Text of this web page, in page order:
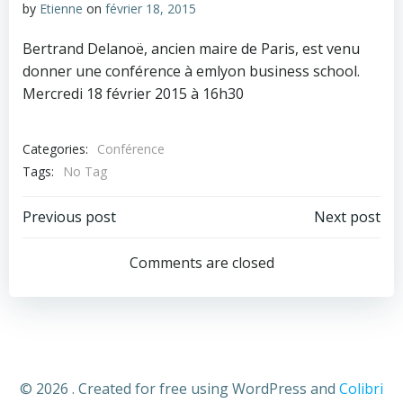
by Etienne on février 18, 2015
Bertrand Delanoë, ancien maire de Paris, est venu
donner une conférence à emlyon business school.
Mercredi 18 février 2015 à 16h30
Categories:
Conférence
Tags:
No Tag
Post
navigation
Previous post
navigation
Next post
Comments are closed
© 2026 . Created for free using WordPress and Colibri